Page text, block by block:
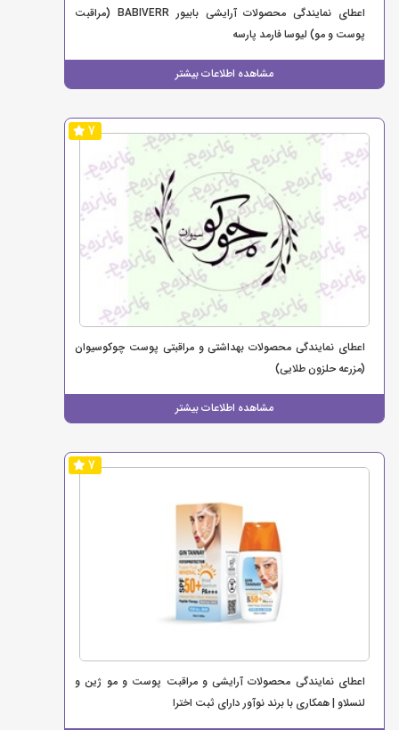
اعطای نمایندگی محصولات آرایشی بابیور BABIVERR (مراقبت
پوست و مو) لیوسا فارمد پارسه
مشاهده اطلاعات بیشتر
7
اعطای نمایندگی محصولات بهداشتی و مراقبتی پوست چوکوسیوان
(مزرعه حلزون طلایی)
مشاهده اطلاعات بیشتر
7
اعطای نمایندگی محصولات آرایشی و مراقبت پوست و مو ژین و
لنسلاو | همکاری با برند نوآور دارای ثبت اخترا